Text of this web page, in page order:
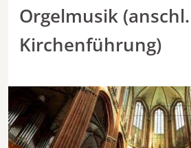
Orgelmusik (anschl.
Kirchenführung)